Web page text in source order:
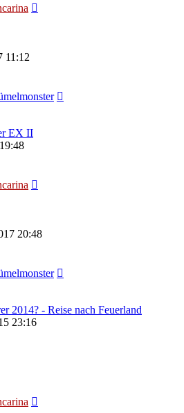
11:12
EX II
20:48
2014? - Reise nach Feuerland
23:16